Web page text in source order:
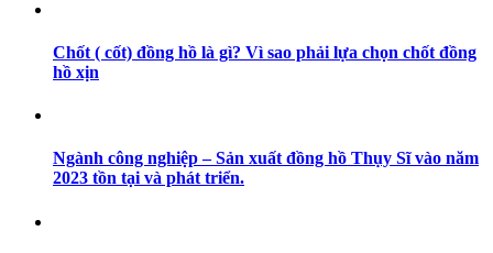
Chốt ( cốt) đồng hồ là gì? Vì sao phải lựa chọn chốt đồng
hồ xịn
Ngành công nghiệp – Sản xuất đồng hồ Thụy Sĩ vào năm
2023 tồn tại và phát triển.